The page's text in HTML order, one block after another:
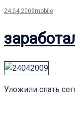
24.04.2009mobile
Уложили спать